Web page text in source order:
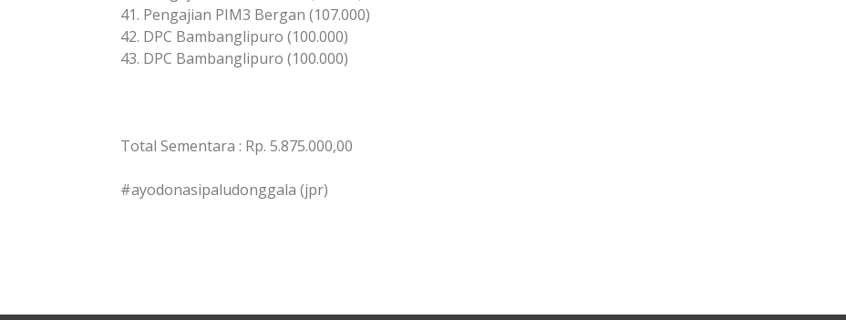
41. Pengajian PIM3 Bergan (107.000)
42. DPC Bambanglipuro (100.000)
43. DPC Bambanglipuro (100.000)
Total Sementara : Rp. 5.875.000,00
#ayodonasipaludonggala (jpr)